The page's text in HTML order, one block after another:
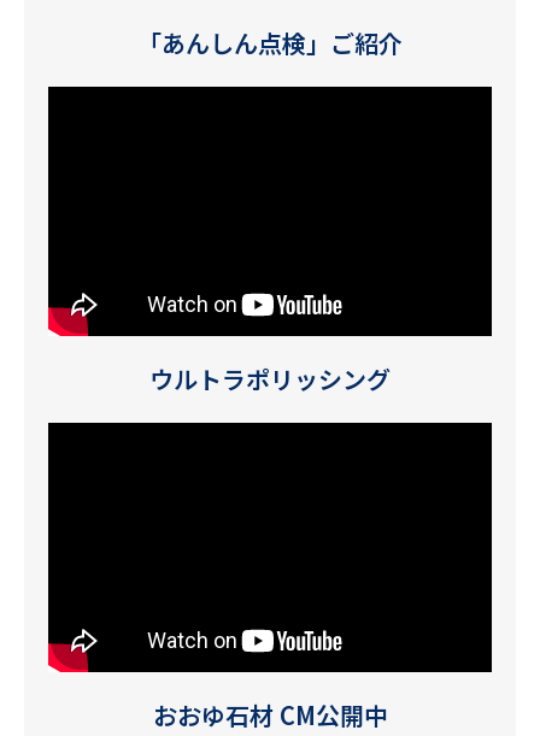
「あんしん点検」ご紹介
ウルトラポリッシング
おおゆ石材 CM公開中